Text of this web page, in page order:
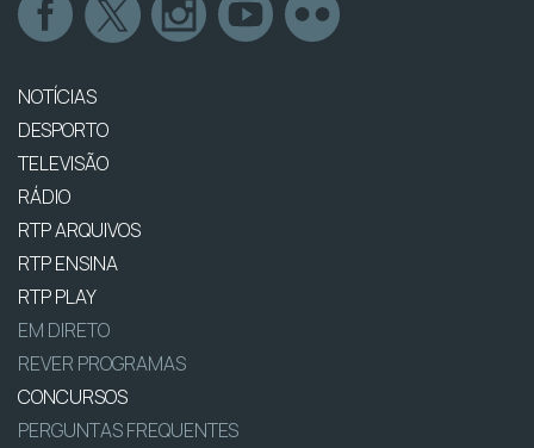
NOTÍCIAS
DESPORTO
TELEVISÃO
RÁDIO
RTP ARQUIVOS
RTP ENSINA
RTP PLAY
EM DIRETO
REVER PROGRAMAS
CONCURSOS
PERGUNTAS FREQUENTES